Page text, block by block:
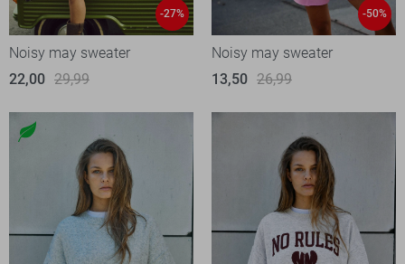
-27%
Noisy may sweater
22,00 29,99
-50%
Noisy may sweater
13,50 26,99